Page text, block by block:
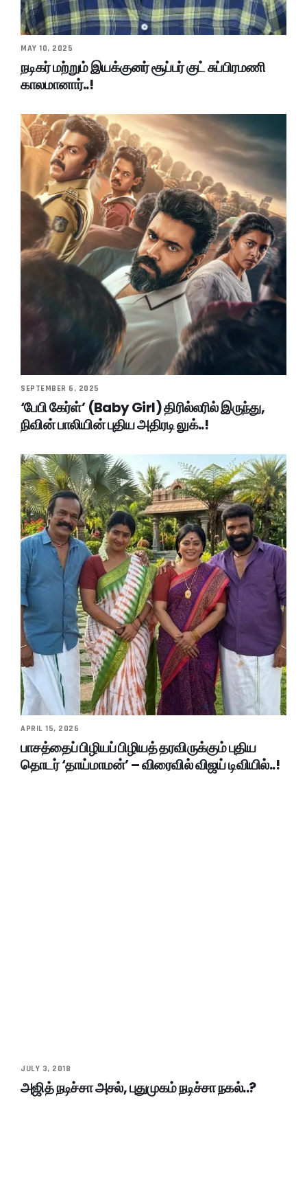
MAY 10, 2025
நடிகர் மற்றும் இயக்குனர் சூப்பர் குட் சுப்பிரமணி
காலமானார்..!
SEPTEMBER 6, 2025
‘பேபி கேர்ள்’ (Baby Girl) திரில்லரில் இருந்து,
நிவின் பாலியின் புதிய அதிரடி லுக்..!
APRIL 15, 2026
பாசத்தைப் பிழியப் பிழியத் தரவிருக்கும் புதிய
தொடர் ‘தாய்மாமன்’ – விரைவில் விஜய் டிவியில்..!
JULY 3, 2018
அஜித் நடிச்சா அசல், புதுமுகம் நடிச்சா நகல்..?